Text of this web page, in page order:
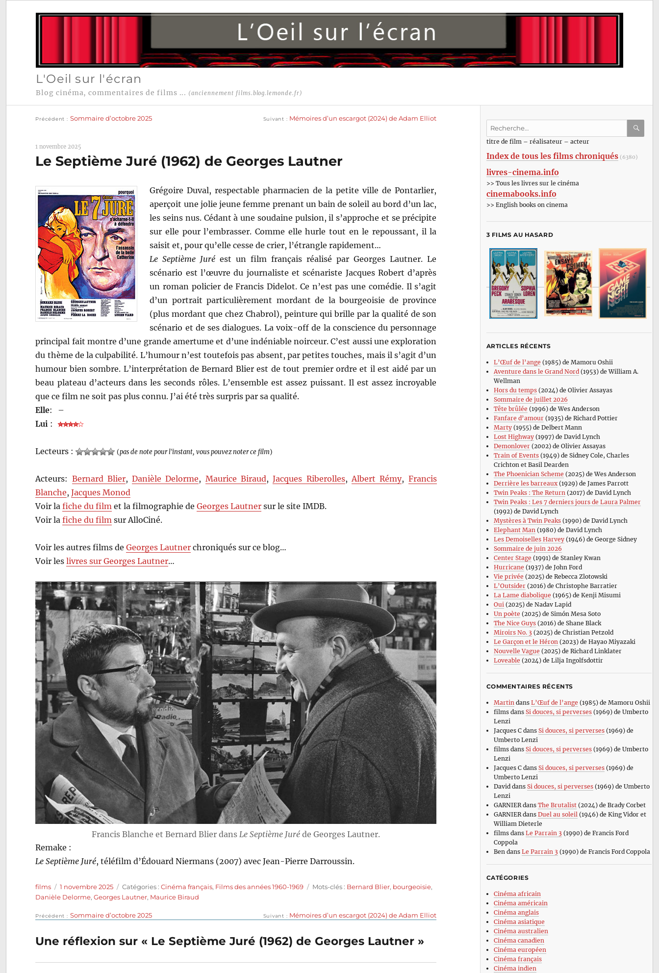
L'Oeil sur l'écran
Blog cinéma, commentaires de films ... (anciennement films.blog.lemonde.fr)
Navigation
l’article
Précédent Sommaire d’octobre 2025 Suivant Mémoires d’un escargot (2024) de Adam Elliot
1 novembre 2025
Le Septième Juré (1962) de Georges Lautner
Grégoire Duval, respectable pharmacien de la petite ville de Pontarlier,
aperçoit une jolie jeune femme prenant un bain de soleil au bord d’un lac,
les seins nus. Cédant à une soudaine pulsion, il s’approche et se précipite
sur elle pour l’embrasser. Comme elle hurle tout en le repoussant, il la
saisit et, pour qu’elle cesse de crier, l’étrangle rapidement…
Le Septième Juré est un film français réalisé par Georges Lautner. Le
scénario est l’œuvre du journaliste et scénariste Jacques Robert d’après
un roman policier de Francis Didelot. Ce n’est pas une comédie. Il s’agit
d’un portrait particulièrement mordant de la bourgeoisie de province
(plus mordant que chez Chabrol), peinture qui brille par la qualité de son
scénario et de ses dialogues. La voix-off de la conscience du personnage
principal fait montre d’une grande amertume et d’une indéniable noirceur. C’est aussi une exploration
du thème de la culpabilité. L’humour n’est toutefois pas absent, par petites touches, mais il s’agit d’un
humour bien sombre. L’interprétation de Bernard Blier est de tout premier ordre et il est aidé par un
beau plateau d’acteurs dans les seconds rôles. L’ensemble est assez puissant. Il est assez incroyable
que ce film ne soit pas plus connu. J’ai été très surpris par sa qualité.
Elle:
–
Lui :
Lecteurs : (pas de note pour l'instant, vous pouvez noter ce film)
Acteurs: Bernard Blier,Danièle Delorme, Maurice Biraud,Jacques Riberolles, Albert Rémy, Francis
Blanche,Jacques Monod
Voir lafiche du film et la filmographie deGeorges Lautner sur le site IMDB.
Voir lafiche du film sur AlloCiné.
Voir les autres films deGeorges Lautner chroniqués sur ce blog…
Voir leslivres sur Georges Lautner…
Francis Blanche et Bernard Blier dans Le Septième Juré de Georges Lautner.
Remake :
Le Septième Juré, téléfilm d’Édouard Niermans (2007) avec Jean-Pierre Darroussin.
Auteur
films
Publié
le
1 novembre 2025 Catégories
Catégories :Cinéma français, Films des années 1960-1969 Étiquettes
Mots-clés : Bernard Blier, bourgeoisie,
Danièle Delorme,Georges Lautner, Maurice Biraud
Navigation
de
l’article
Précédent
Publication
Sommaire d’octobre 2025 Suivant
Publication
Mémoires d’un escargot (2024) de Adam Elliot
Une réflexion sur « Le Septième Juré (1962) de Georges Lautner »
Recherche
:titre de film – réalisateur – acteur
Index de tous les films chroniqués (6380)
livres-cinema.info
>> Tous les livres sur le cinéma
cinemabooks.info
>> English books on cinema
3 FILMS AU HASARD
ARTICLES RÉCENTS
L’Œuf de l’ange (1985) de Mamoru Oshii
Aventure dans le Grand Nord(1953) de William A.
Wellman
Hors du temps(2024) de Olivier Assayas
Sommaire de juillet 2026
Tête brûlée (1996) de Wes Anderson
Fanfare d’amour(1935) de Richard Pottier
Marty(1955) de Delbert Mann
Lost Highway(1997) de David Lynch
Demonlover(2002) de Olivier Assayas
Train of Events(1949) de Sidney Cole, Charles
Crichton et Basil Dearden
The Phoenician Scheme (2025) de Wes Anderson
Derrière les barreaux(1929) de James Parrott
Twin Peaks : The Return(2017) de David Lynch
Twin Peaks : Les 7 derniers jours de Laura Palmer
(1992) de David Lynch
Mystères à Twin Peaks(1990) de David Lynch
Elephant Man(1980) de David Lynch
Les Demoiselles Harvey(1946) de George Sidney
Sommaire de juin 2026
Center Stage (1991) de Stanley Kwan
Hurricane (1937) de John Ford
Vie privée (2025) de Rebecca Zlotowski
L’Outsider(2016) de Christophe Barratier
La Lame diabolique (1965) de Kenji Misumi
Oui(2025) de Nadav Lapid
Un poète (2025) de Simón Mesa Soto
The Nice Guys(2016) de Shane Black
Miroirs No. 3 (2025) de Christian Petzold
Le Garçon et le Héron(2023) de Hayao Miyazaki
Nouvelle Vague (2025) de Richard Linklater
Loveable (2024) de Lilja Ingolfsdottir
COMMENTAIRES RÉCENTS
Martin dans L’Œuf de l’ange (1985) de Mamoru Oshii
filmsdans Si douces, si perverses(1969) de Umberto
Lenzi
Jacques Cdans Si douces, si perverses(1969) de
Umberto Lenzi
filmsdans Si douces, si perverses(1969) de Umberto
Lenzi
Jacques Cdans Si douces, si perverses(1969) de
Umberto Lenzi
David dans Si douces, si perverses(1969) de Umberto
Lenzi
GARNIERdans The Brutalist(2024) de Brady Corbet
GARNIERdans Duel au soleil (1946) de King Vidor et
William Dieterle
filmsdans Le Parrain 3 (1990) de Francis Ford
Coppola
Ben dans Le Parrain 3 (1990) de Francis Ford Coppola
CATÉGORIES
Cinéma africain
Cinéma américain
Cinéma anglais
Cinéma asiatique
Cinéma australien
Cinéma canadien
Cinéma européen
Cinéma français
Cinéma indien